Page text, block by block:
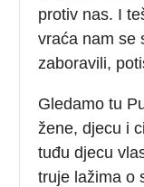
protiv nas. I
vraća nam se
zaboravili,
Gledamo tu
žene, djecu i
tuđu djecu
truje lažima o